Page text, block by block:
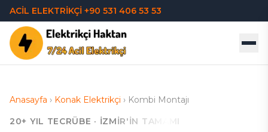
ACİL ELEKTRİKÇİ +90 531 406 53 53
Anasayfa › Konak Elektrikçi › Kombi Montajı
20+ YIL TECRÜBE · İZMIR'IN TAMAMI